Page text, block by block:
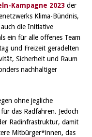
Kampagne 2023 der
Klima-Bündnis,
die Initiative
ein für alle offenes Team
und Freizeit geradelten
Sicherheit und Raum
nachhaltiger
ohne jegliche
das Radfahren. Jedoch
Radinfrastruktur, damit
Mitbürger*innen, das